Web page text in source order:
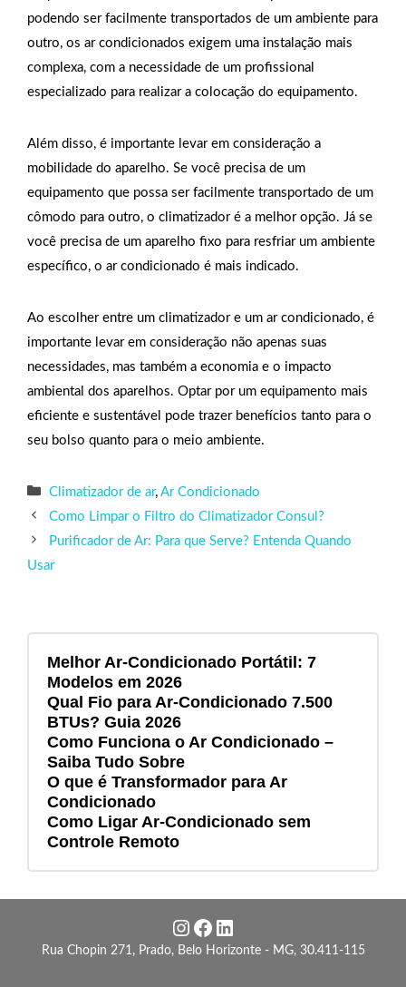
podendo ser facilmente transportados de um ambiente para
outro, os ar condicionados exigem uma instalação mais
complexa, com a necessidade de um profissional
especializado para realizar a colocação do equipamento.
Além disso, é importante levar em consideração a
mobilidade do aparelho. Se você precisa de um
equipamento que possa ser facilmente transportado de um
cômodo para outro, o climatizador é a melhor opção. Já se
você precisa de um aparelho fixo para resfriar um ambiente
específico, o ar condicionado é mais indicado.
Ao escolher entre um climatizador e um ar condicionado, é
importante levar em consideração não apenas suas
necessidades, mas também a economia e o impacto
ambiental dos aparelhos. Optar por um equipamento mais
eficiente e sustentável pode trazer benefícios tanto para o
seu bolso quanto para o meio ambiente.
Categorias
Climatizador de ar, Ar Condicionado
Como Limpar o Filtro do Climatizador Consul?
Purificador de Ar: Para que Serve? Entenda Quando
Usar
Melhor Ar-Condicionado Portátil: 7
Modelos em 2026
Qual Fio para Ar-Condicionado 7.500
BTUs? Guia 2026
Como Funciona o Ar Condicionado –
Saiba Tudo Sobre
O que é Transformador para Ar
Condicionado
Como Ligar Ar-Condicionado sem
Controle Remoto
Instagram Facebook LinkedIn
Rua Chopin 271, Prado, Belo Horizonte - MG, 30.411-115